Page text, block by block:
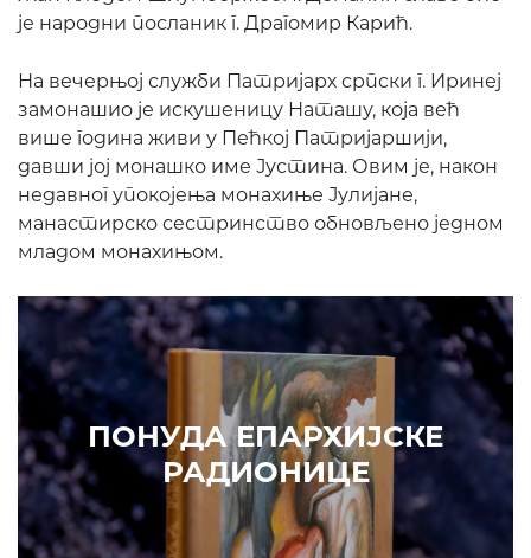
је народни посланик г. Драгомир Карић.
На вечерњој служби Патријарх српски г. Иринеј
замонашио је искушеницу Наташу, која већ
више година живи у Пећкој Патријаршији,
давши јој монашко име Јустина. Овим је, након
недавног упокојења монахиње Јулијане,
манастирско сестринство обновљено једном
младом монахињом.
ПОНУДА ЕПАРХИЈСКЕ
РАДИОНИЦЕ
КУПИТЕ
Prethodni
ИЗДВАЈАМО АРХИВА
7. ЈУН 2010. САОПШТЕЊА
Eпископ Атанасије: Кратак одговор Жељку Жугићу –
Которанину, а уствари Епископу Артемију
15. ЈАНУАР 2011. ВЕСТИ